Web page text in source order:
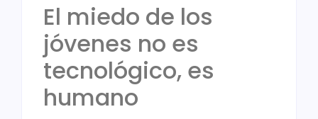
El miedo de los
jóvenes no es
tecnológico, es
humano